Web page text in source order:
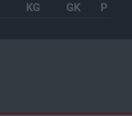
KG GK P